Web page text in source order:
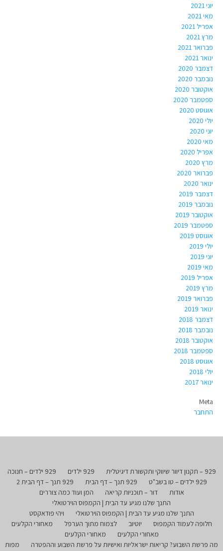
יוני 2021
מאי 2021
אפריל 2021
מרץ 2021
פברואר 2021
ינואר 2021
דצמבר 2020
נובמבר 2020
אוקטובר 2020
ספטמבר 2020
אוגוסט 2020
יולי 2020
יוני 2020
מאי 2020
אפריל 2020
מרץ 2020
פברואר 2020
ינואר 2020
דצמבר 2019
נובמבר 2019
אוקטובר 2019
ספטמבר 2019
אוגוסט 2019
יולי 2019
יוני 2019
מאי 2019
אפריל 2019
מרץ 2019
פברואר 2019
ינואר 2019
דצמבר 2018
נובמבר 2018
אוקטובר 2018
ספטמבר 2018
אוגוסט 2018
יולי 2018
ינואר 2017
Meta
התחבר
929 – תקנון דיוור שיווקי ותקשורת דיגיטלית 929 ילדים
929 ילדים – חנוכה
929 ילדים – טו בשב"ט
929 תנך – דף הבית
929 תנך – דף הבית 2
אודות
דור – תוכניות קריאה
המן ועוד כמה צוררים
התנך שלנו מגיע עד הבית | הקמפוס הוירטואלי
התנך שלנו מגיע עד הבית | הקמפוס הוירטואלי
ויהי פודאקסט
חלופה לעמוד הקמפוס
יוטיוב לצמוח מתוך הערפל
מאחורי הקלעים
מאחורי הקלעים
מאחורי הקלעים
מה פרשת השבוע? קריאות ישראליות ואישיות על פרשת השבוע וההפטרה
מפות